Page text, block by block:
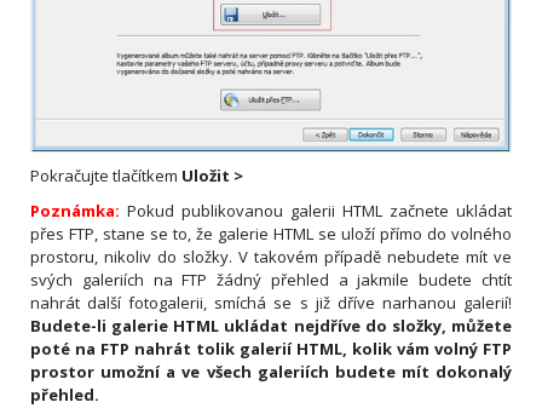
Pokračujte tlačítkem Uložit >
Poznámka: Pokud publikovanou galerii HTML začnete ukládat
přes FTP, stane se to, že galerie HTML se uloží přímo do volného
prostoru, nikoliv do složky. V takovém případě nebudete mít ve
svých galeriích na FTP žádný přehled a jakmile budete chtít
nahrát další fotogalerii, smíchá se s již dříve narhanou galerií!
Budete-li galerie HTML ukládat nejdříve do složky, můžete
poté na FTP nahrát tolik galerií HTML, kolik vám volný FTP
prostor umožní a ve všech galeriích budete mít dokonalý
přehled.